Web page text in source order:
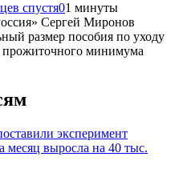
спустя01 минуты
Сергей Миронов
размер пособия по уходу
прожиточного минимума
эксперимент
месяц выросла на 40 тыс.